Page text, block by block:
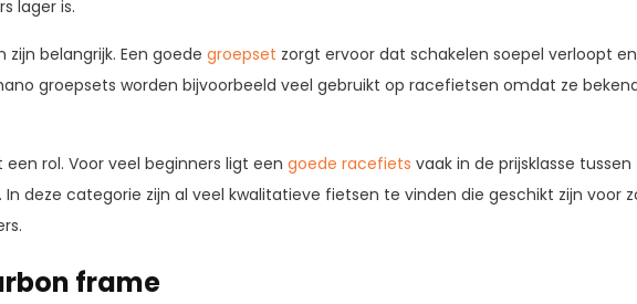
lager is.
belangrijk. Een goedegroepset zorgt ervoor dat schakelen soepel verloopt
groepsets worden bijvoorbeeld veel gebruikt op racefietsen omdat ze
rol. Voor veel beginners ligt eengoede racefiets vaak in de prijsklasse tussen
In deze categorie zijn al veel kwalitatieve fietsen te vinden die geschikt zijn voor
frame